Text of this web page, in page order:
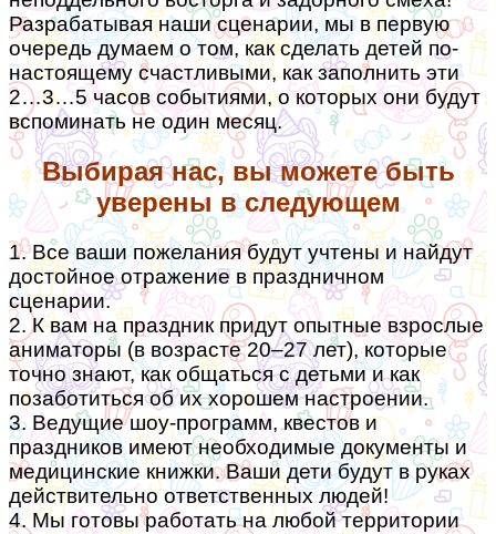
Разрабатывая наши сценарии, мы в первую
очередь думаем о том, как сделать детей по-
настоящему счастливыми, как заполнить эти
2…3…5 часов событиями, о которых они будут
вспоминать не один месяц.
Выбирая нас, вы можете быть
уверены в следующем
1. Все ваши пожелания будут учтены и найдут
достойное отражение в праздничном
сценарии.
2. К вам на праздник придут опытные взрослые
аниматоры (в возрасте 20–27 лет), которые
точно знают, как общаться с детьми и как
позаботиться об их хорошем настроении.
3. Ведущие шоу-программ, квестов и
праздников имеют необходимые документы и
медицинские книжки. Ваши дети будут в руках
действительно ответственных людей!
4. Мы готовы работать на любой территории